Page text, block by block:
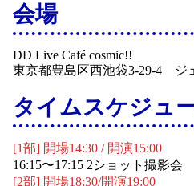
会場
DD Live Café cosmic!!
東京都豊島区西池袋3-29-4 ジ
タイムスケジュ
[1部] 開場14:30 / 開演15:00
16:15〜17:15 2ショット撮影会
[2部] 開場18:30/開演19:00